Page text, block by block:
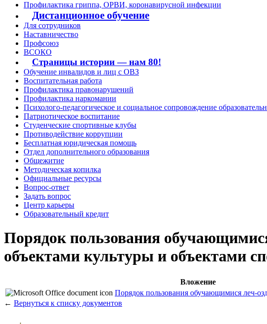
Профилактика гриппа, ОРВИ, коронавирусной инфекции
Дистанционное обучение
Для сотрудников
Наставничество
Профсоюз
ВСОКО
Страницы истории — нам 80!
Обучение инвалидов и лиц с ОВЗ
Воспитательная работа
Профилактика правонарушений
Профилактика наркомании
Психолого-педагогическое и социальное сопровождение
Патриотическое воспитание
Студенческие спортивные клубы
Противодействие коррупции
Бесплатная юридическая помощь
Отдел дополнительного образования
Общежитие
Методическая копилка
Официальные ресурсы
Вопрос-ответ
Задать вопрос
Центр карьеры
Образовательный кредит
Порядок пользования
объектами культуры и объектами
Вложение
Порядок пользования обучающимися леч-
← Вернуться к списку документов